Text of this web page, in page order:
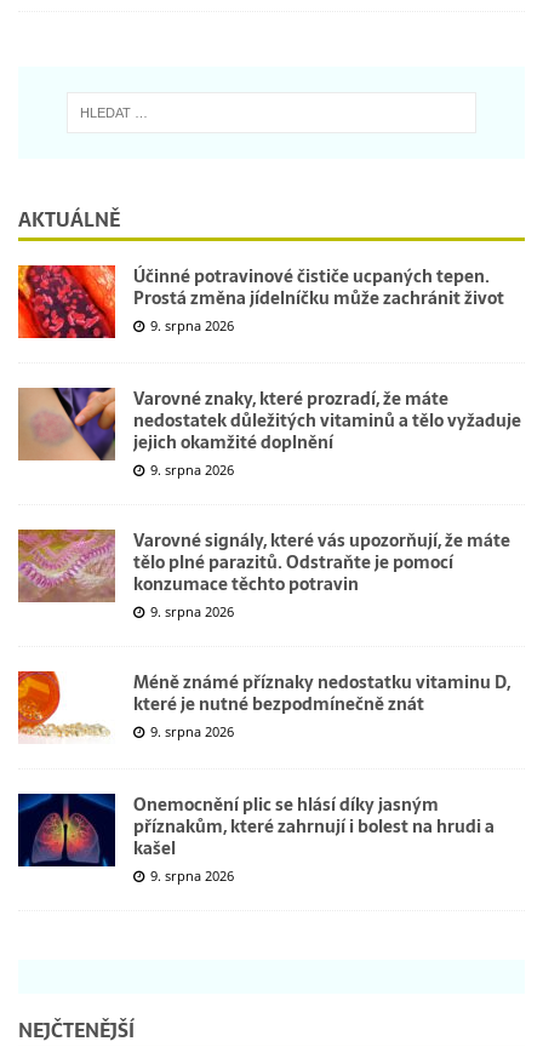
AKTUÁLNĚ
Účinné potravinové čističe ucpaných tepen.
Prostá změna jídelníčku může zachránit život
9. srpna 2026
Varovné znaky, které prozradí, že máte
nedostatek důležitých vitaminů a tělo vyžaduje
jejich okamžité doplnění
9. srpna 2026
Varovné signály, které vás upozorňují, že máte
tělo plné parazitů. Odstraňte je pomocí
konzumace těchto potravin
9. srpna 2026
Méně známé příznaky nedostatku vitaminu D,
které je nutné bezpodmínečně znát
9. srpna 2026
Onemocnění plic se hlásí díky jasným
příznakům, které zahrnují i bolest na hrudi a
kašel
9. srpna 2026
NEJČTENĚJŠÍ